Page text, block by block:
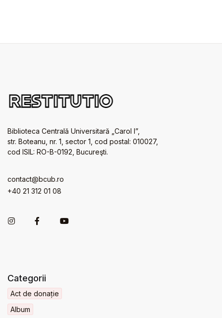
Biblioteca Centrală Universitară „Carol I”,
str. Boteanu, nr. 1, sector 1, cod postal: 010027,
cod ISIL: RO-B-0192, Bucureşti.
contact@bcub.ro
+40 21 312 01 08
Categorii
Act de donație
Album